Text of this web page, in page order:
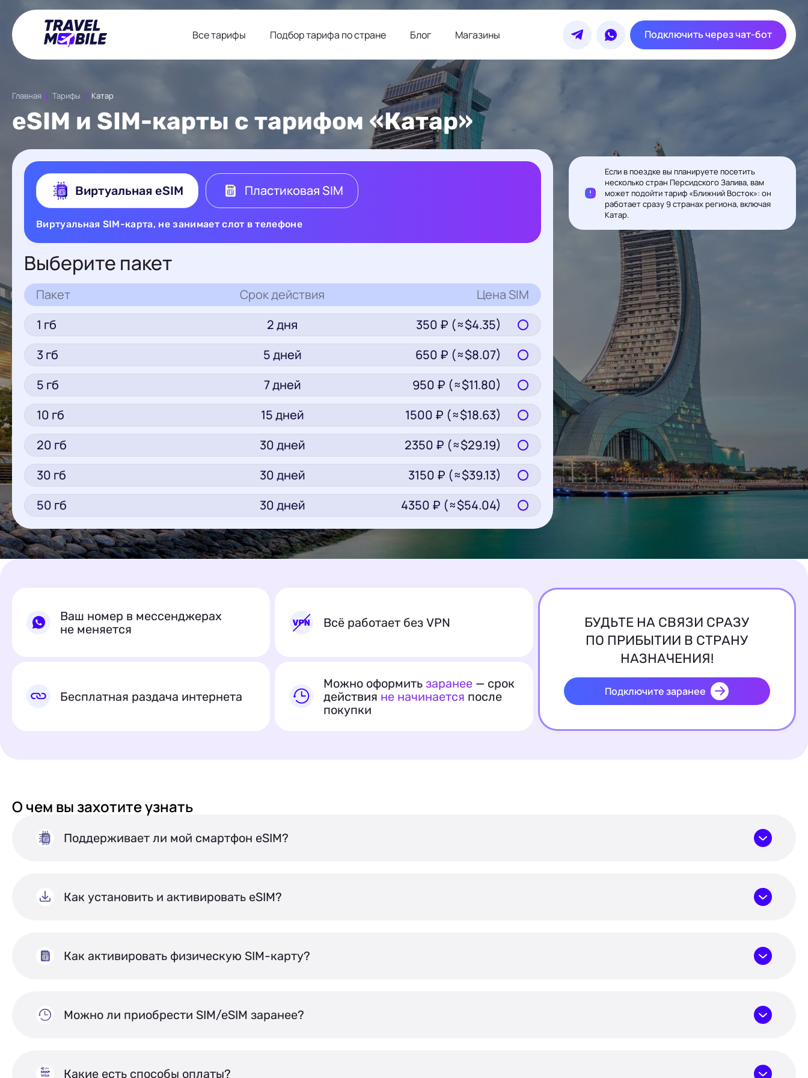
Все тарифы Подбор тарифа по стране Блог Магазины Подключить через чат-бот
Главная Тарифы Катар
eSIM и SIM-карты с тарифом «Катар»
Виртуальная eSIM Пластиковая SIM
Виртуальная SIM-карта, не занимает слот в телефоне
Выберите пакет
Пакет Срок действия Цена SIM
1 гб 2дня 350 ₽ (≈$4.35)
3 гб 5дней 650 ₽ (≈$8.07)
5 гб 7дней 950 ₽ (≈$11.80)
10 гб 15дней 1500 ₽ (≈$18.63)
20 гб 30дней 2350 ₽ (≈$29.19)
30 гб 30дней 3150 ₽ (≈$39.13)
50 гб 30дней 4350 ₽ (≈$54.04)
Если в поездке вы планируете посетить
несколько стран Персидского Залива, вам
может подойти тариф «Ближний Восток»: он
работает сразу 9 странах региона, включая
Катар.
Ваш номер в мессенджерах
не меняется
Всё работает без VPN
Бесплатная раздача интернета
Можно оформить заранее — срок
действия не начинается после
покупки
БУДЬТЕ НА СВЯЗИ СРАЗУ
ПО ПРИБЫТИИ В СТРАНУ
НАЗНАЧЕНИЯ!
Подключите заранее
О чем вызахотите узнать
Поддерживает ли мой смартфон eSIM?
Как установить и активировать eSIM?
Как активировать физическую SIM-карту?
Можно ли приобрести SIM/eSIM заранее?
Какие есть способы оплаты?